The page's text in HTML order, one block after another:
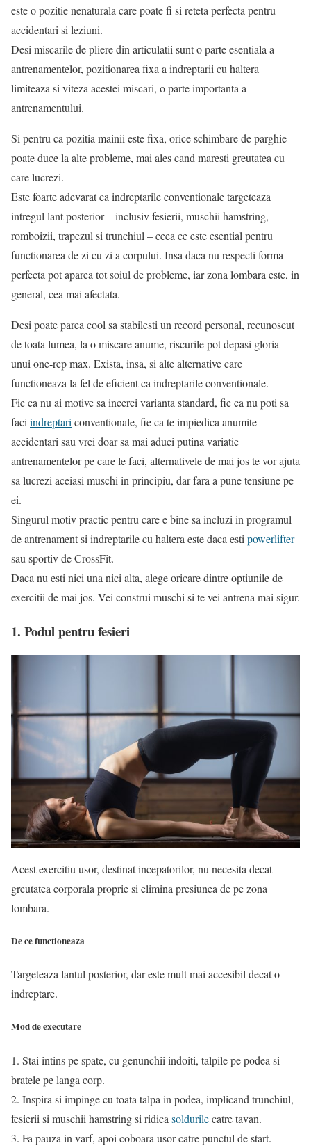
este o pozitie nenaturala care poate fi si reteta perfecta pentru
accidentari si leziuni.
Desi miscarile de pliere din articulatii sunt o parte esentiala a
antrenamentelor, pozitionarea fixa a indreptarii cu haltera
limiteaza si viteza acestei miscari, o parte importanta a
antrenamentului.
Si pentru ca pozitia mainii este fixa, orice schimbare de parghie
poate duce la alte probleme, mai ales cand maresti greutatea cu
care lucrezi.
Este foarte adevarat ca indreptarile conventionale targeteaza
intregul lant posterior – inclusiv fesierii, muschii hamstring,
romboizii, trapezul si trunchiul – ceea ce este esential pentru
functionarea de zi cu zi a corpului. Insa daca nu respecti forma
perfecta pot aparea tot soiul de probleme, iar zona lombara este, in
general, cea mai afectata.
Desi poate parea cool sa stabilesti un record personal, recunoscut
de toata lumea, la o miscare anume, riscurile pot depasi gloria
unui one-rep max. Exista, insa, si alte alternative care
functioneaza la fel de eficient ca indreptarile conventionale.
Fie ca nu ai motive sa incerci varianta standard, fie ca nu poti sa
faci indreptari conventionale, fie ca te impiedica anumite
accidentari sau vrei doar sa mai aduci putina variatie
antrenamentelor pe care le faci, alternativele de mai jos te vor ajuta
sa lucrezi aceiasi muschi in principiu, dar fara a pune tensiune pe
ei.
Singurul motiv practic pentru care e bine sa incluzi in programul
de antrenament si indreptarile cu haltera este daca esti powerlifter
sau sportiv de CrossFit.
Daca nu esti nici una nici alta, alege oricare dintre optiunile de
exercitii de mai jos. Vei construi muschi si te vei antrena mai sigur.
1. Podul pentru fesieri
Acest exercitiu usor, destinat incepatorilor, nu necesita decat
greutatea corporala proprie si elimina presiunea de pe zona
lombara.
De ce functioneaza
Targeteaza lantul posterior, dar este mult mai accesibil decat o
indreptare.
Mod de executare
1. Stai intins pe spate, cu genunchii indoiti, talpile pe podea si
bratele pe langa corp.
2. Inspira si impinge cu toata talpa in podea, implicand trunchiul,
fesierii si muschii hamstring si ridica soldurilecatre tavan.
3. Fa pauza in varf, apoi coboara usor catre punctul de start.